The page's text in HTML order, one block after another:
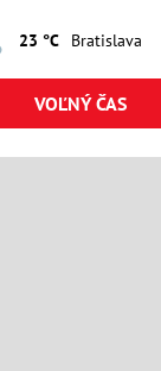
23 °C
VOĽNÝ ČAS